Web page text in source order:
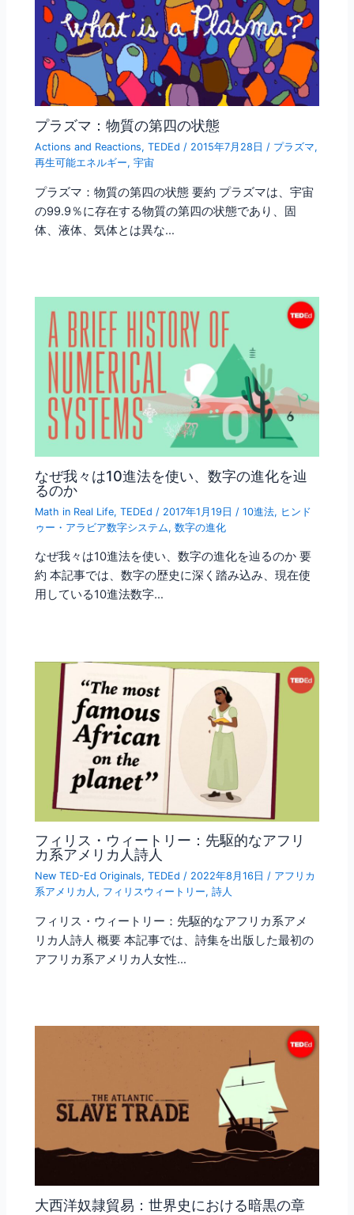
プラズマ：物質の第四の状態
Actions and Reactions,TEDEd / 2015年7月28日/ プラズマ,
再生可能エネルギー,宇宙
プラズマ：物質の第四の状態 要約 プラズマは、宇宙
の99.9％に存在する物質の第四の状態であり、固
体、液体、気体とは異な…
なぜ我々は10進法を使い、数字の進化を辿
るのか
Math in Real Life,TEDEd / 2017年1月19日 /10進法, ヒンド
ゥー・アラビア数字システム,数字の進化
なぜ我々は10進法を使い、数字の進化を辿るのか 要
約 本記事では、数字の歴史に深く踏み込み、現在使
用している10進法数字…
フィリス・ウィートリー：先駆的なアフリ
カ系アメリカ人詩人
New TED-Ed Originals,TEDEd / 2022年8月16日/ アフリカ
系アメリカ人 , フィリスウィートリー,詩人
フィリス・ウィートリー：先駆的なアフリカ系アメ
リカ人詩人 概要 本記事では、詩集を出版した最初の
アフリカ系アメリカ人女性…
大西洋奴隷貿易：世界史における暗黒の章